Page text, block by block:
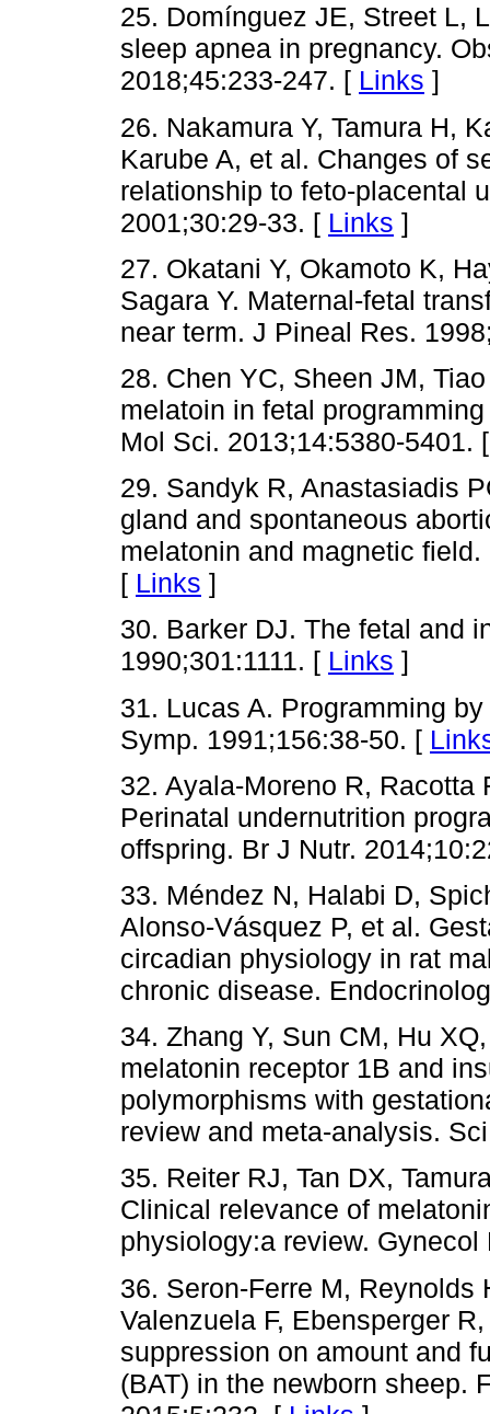
25. Domínguez JE, Street L,
sleep apnea in pregnancy.
2018;45:233-247. [ Links ]
26. Nakamura Y, Tamura H,
Karube A, et al. Changes of
relationship to feto-placental
2001;30:29-33. [ Links ]
27. Okatani Y, Okamoto K,
Sagara Y. Maternal-fetal
near term. J Pineal Res.
28. Chen YC, Sheen JM,
melatoin in fetal
Mol Sci. 2013;14:5380-5401.
29. Sandyk R, Anastasiadis
gland and spontaneous
melatonin and magnetic
[ Links ]
30. Barker DJ. The fetal and
1990;301:1111. [ Links ]
31. Lucas A. Programming
Symp. 1991;156:38-50. [
32. Ayala-Moreno R, Racotta
Perinatal undernutrition
offspring. Br J Nutr.
33. Méndez N, Halabi D,
Alonso-Vásquez P, et al.
circadian physiology in rat
chronic disease.
34. Zhang Y, Sun CM, Hu
melatonin receptor 1B and
polymorphisms with
review and meta-analysis.
35. Reiter RJ, Tan DX,
Clinical relevance of
physiology:a review.
36. Seron-Ferre M, Reynolds
Valenzuela F, Ebensperger
suppression on amount and
(BAT) in the newborn sheep.